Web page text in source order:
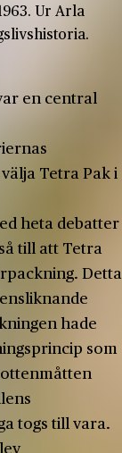
Ur Arla
en central
Tetra Pak i
heta debatter
till att Tetra
Detta
hade
som
togs till vara.